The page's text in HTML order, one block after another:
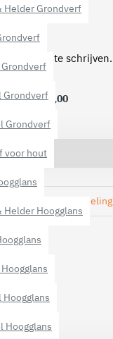
Helder Grondverf
Grondverf
Grondverf
voor hout
Helder Hoogglans
Hoogglans
(0)
product te schrijven.
€ 40,00
Geef beoordeling